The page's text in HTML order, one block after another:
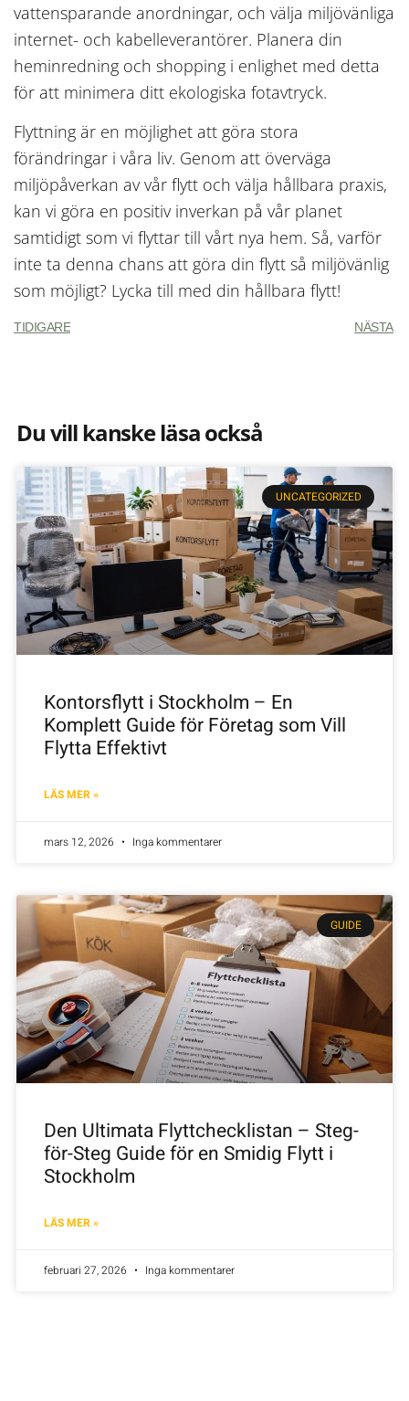
vattensparande anordningar, och välja miljövänliga
internet- och kabelleverantörer. Planera din
heminredning och shopping i enlighet med detta
för att minimera ditt ekologiska fotavtryck.
Flyttning är en möjlighet att göra stora
förändringar i våra liv. Genom att överväga
miljöpåverkan av vår flytt och välja hållbara praxis,
kan vi göra en positiv inverkan på vår planet
samtidigt som vi flyttar till vårt nya hem. Så, varför
inte ta denna chans att göra din flytt så miljövänlig
som möjligt? Lycka till med din hållbara flytt!
TIDIGARE NÄSTA
Du vill kanske läsa också
UNCATEGORIZED
Kontorsflytt i Stockholm – En
Komplett Guide för Företag som Vill
Flytta Effektivt
LÄS MER »
mars 12, 2026 Inga kommentarer
GUIDE
Den Ultimata Flyttchecklistan – Steg-
för-Steg Guide för en Smidig Flytt i
Stockholm
LÄS MER »
februari 27, 2026 Inga kommentarer